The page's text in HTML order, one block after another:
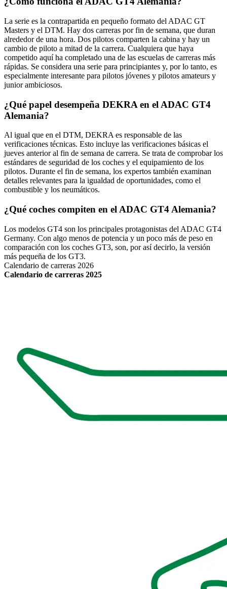
La serie es la contrapartida en pequeño formato del ADAC GT
Masters y el DTM. Hay dos carreras por fin de semana, que duran
alrededor de una hora. Dos pilotos comparten la cabina y hay un
cambio de piloto a mitad de la carrera. Cualquiera que haya
competido aquí ha completado una de las escuelas de carreras más
rápidas. Se considera una serie para principiantes y, por lo tanto, es
especialmente interesante para pilotos jóvenes y pilotos amateurs y
junior ambiciosos.
¿Qué papel desempeña DEKRA en el ADAC GT4
Alemania?
Al igual que en el DTM, DEKRA es responsable de las
verificaciones técnicas. Esto incluye las verificaciones básicas el
jueves anterior al fin de semana de carrera. Se trata de comprobar los
estándares de seguridad de los coches y el equipamiento de los
pilotos. Durante el fin de semana, los expertos también examinan
detalles relevantes para la igualdad de oportunidades, como el
combustible y los neumáticos.
¿Qué coches compiten en el ADAC GT4 Alemania?
Los modelos GT4 son los principales protagonistas del ADAC GT4
Germany. Con algo menos de potencia y un poco más de peso en
comparación con los coches GT3, son, por así decirlo, la versión
más pequeña de los GT3.
Calendario de carreras 2026
Calendario de carreras 2025